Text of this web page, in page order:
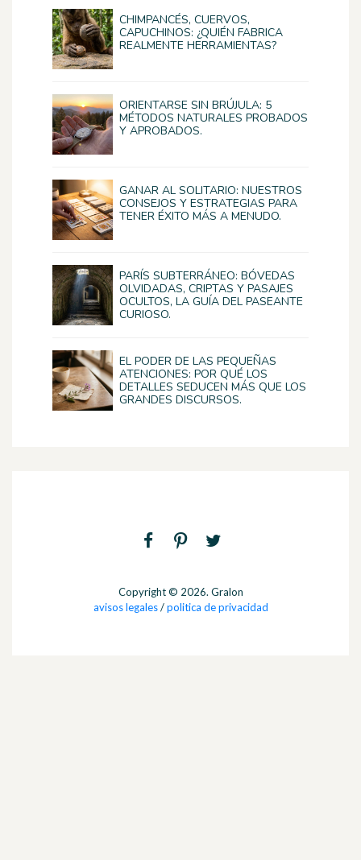
CHIMPANCÉS, CUERVOS,
CAPUCHINOS: ¿QUIÉN FABRICA
REALMENTE HERRAMIENTAS?
ORIENTARSE SIN BRÚJULA: 5
MÉTODOS NATURALES PROBADOS
Y APROBADOS.
GANAR AL SOLITARIO: NUESTROS
CONSEJOS Y ESTRATEGIAS PARA
TENER ÉXITO MÁS A MENUDO.
PARÍS SUBTERRÁNEO: BÓVEDAS
OLVIDADAS, CRIPTAS Y PASAJES
OCULTOS, LA GUÍA DEL PASEANTE
CURIOSO.
EL PODER DE LAS PEQUEÑAS
ATENCIONES: POR QUÉ LOS
DETALLES SEDUCEN MÁS QUE LOS
GRANDES DISCURSOS.
Copyright © 2026. Gralon
avisos legales/politica de privacidad